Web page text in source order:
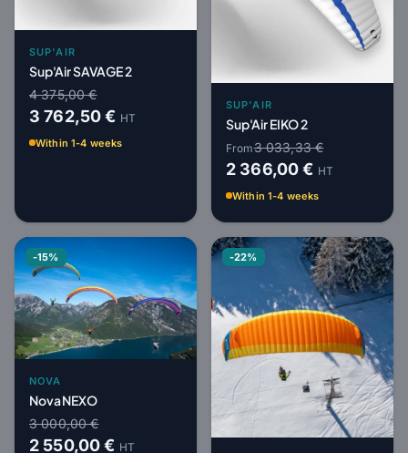
SUP'AIR
Sup'Air SAVAGE 2
4 375,00 €
3 762,50 € HT
Within 1-4 weeks
SUP'AIR
Sup'Air EIKO 2
From3 033,33 €
2 366,00 € HT
Within 1-4 weeks
-15%
NOVA
Nova NEXO
3 000,00 €
2 550,00 € HT
-22%